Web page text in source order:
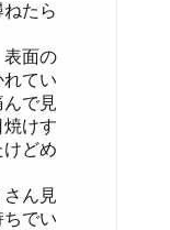
たら
表面の
てい
で見
焼けす
どめ
ん見
でい